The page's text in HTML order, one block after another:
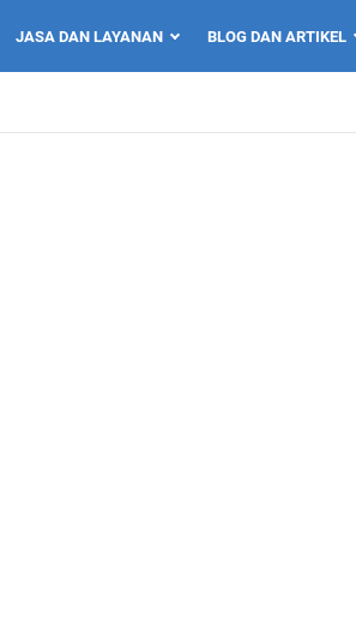
JASA DAN LAYANAN BLOG DAN ARTIKEL